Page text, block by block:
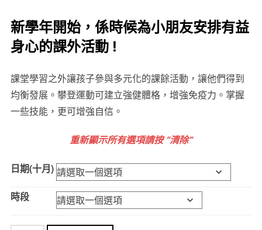
新學年開始，係時候為小朋友安排有益
身心的課外活動 !
課堂學習之外讓孩子參與多元化的課餘活動，讓他們得到
均衡發展。攀登運動可建立強健體格，增強免疫力。掌握
一些技能，更可增強自信。
重新顯示所有選項請按 “清除”
日期(十月)
時段